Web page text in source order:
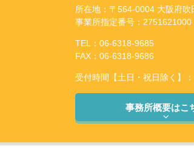
所在地：〒564-0004 大阪府吹
事業所指定番号：2751621000
TEL：06-6318-9685
FAX：06-6318-9686
受付時間【土日・祝日除く】
事務所概要はこ